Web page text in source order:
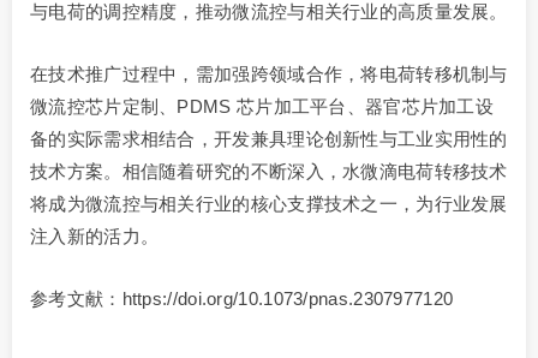
与电荷的调控精度，推动微流控与相关行业的高质量发展。
在技术推广过程中，需加强跨领域合作，将电荷转移机制与
微流控芯片定制、PDMS 芯片加工平台、器官芯片加工设
备的实际需求相结合，开发兼具理论创新性与工业实用性的
技术方案。相信随着研究的不断深入，水微滴电荷转移技术
将成为微流控与相关行业的核心支撑技术之一，为行业发展
注入新的活力。
参考文献：https://doi.org/10.1073/pnas.2307977120